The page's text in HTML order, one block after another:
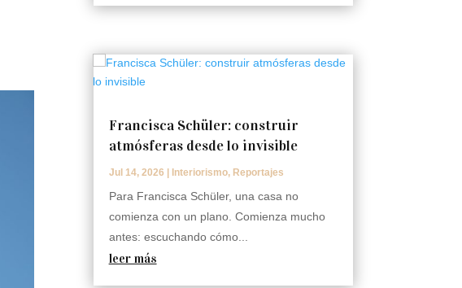
Francisca Schüler: construir
atmósferas desde lo invisible
Jul 14, 2026 | Interiorismo, Reportajes
Para Francisca Schüler, una casa no
comienza con un plano. Comienza mucho
antes: escuchando cómo...
leer más